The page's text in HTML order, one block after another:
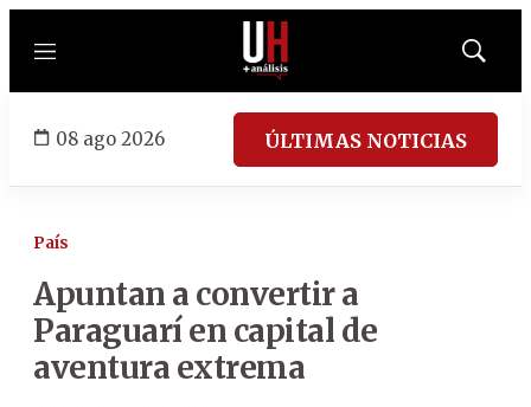
Menú
Mostrar
08 ago 2026 ÚLTIMAS NOTICIAS
País
Apuntan a convertir a
Paraguarí en capital de
aventura extrema